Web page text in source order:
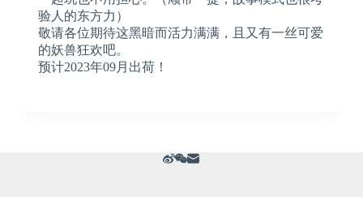
验人的东方力）
敬请各位期待这黑暗而活力满满，且又有一丝可爱
的妖兽狂欢吧。
预计2023年09月出荷！